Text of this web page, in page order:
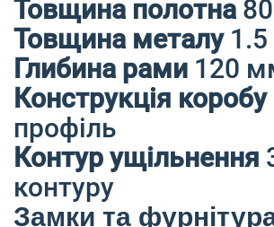
Товщина полотна
Товщина металу
Глибина рами 120
Конструкція коробу
профіль
Контур ущільнення
контуру
Замки та